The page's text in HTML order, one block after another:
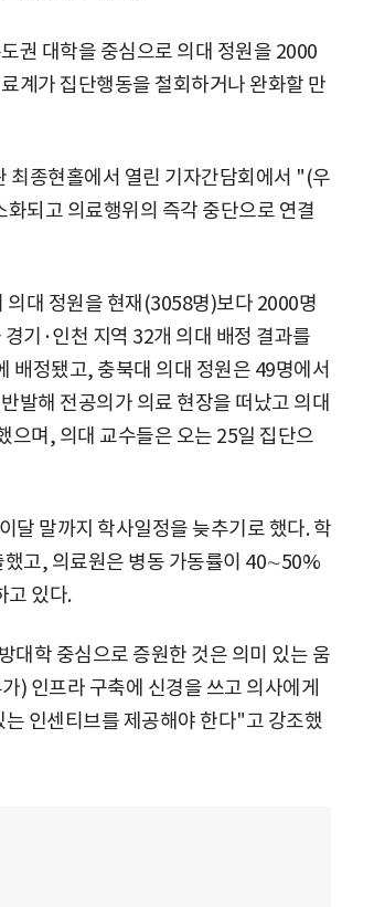
권 대학을 중심으로 의대 정원을 2000
계가 집단행동을 철회하거나 완화할 만
최종현홀에서 열린 기자간담회에서 "(우
되고 의료행위의 즉각 중단으로 연결
대 정원을 현재(3058명)보다 2000명
기·인천 지역 32개 의대 배정 결과를
배정됐고, 충북대 의대 정원은 49명에서
발해 전공의가 의료 현장을 떠났고 의대
으며, 의대 교수들은 오는 25일 집단으
달 말까지 학사일정을 늦추기로 했다. 학
고, 의료원은 병동 가동률이 40∼50%
고 있다.
대학 중심으로 증원한 것은 의미 있는 움
) 인프라 구축에 신경을 쓰고 의사에게
인센티브를 제공해야 한다"고 강조했